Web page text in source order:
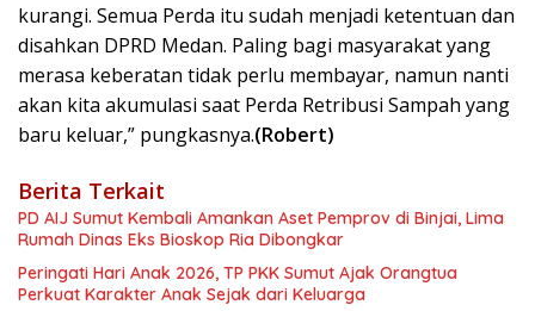
kurangi. Semua Perda itu sudah menjadi ketentuan dan
disahkan DPRD Medan. Paling bagi masyarakat yang
merasa keberatan tidak perlu membayar, namun nanti
akan kita akumulasi saat Perda Retribusi Sampah yang
baru keluar,” pungkasnya.(Robert)
Berita Terkait
PD AIJ Sumut Kembali Amankan Aset Pemprov di Binjai, Lima
Rumah Dinas Eks Bioskop Ria Dibongkar
Peringati Hari Anak 2026, TP PKK Sumut Ajak Orangtua
Perkuat Karakter Anak Sejak dari Keluarga